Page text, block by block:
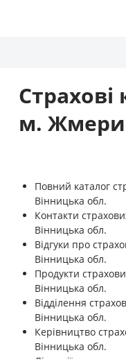
Страхові
м.
Повний каталог
Вінницька обл.
Контакти
Вінницька обл.
Відгуки про
Вінницька обл.
Продукти
Вінницька обл.
Відділення
Вінницька обл.
Керівництво
Вінницька обл.
Ліцензії